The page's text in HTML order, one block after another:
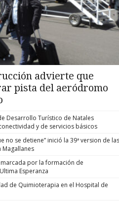
advierte que
pista del aeródromo
Desarrollo Turístico de Natales
y de servicios básicos
no se detiene” inició la 39ª version de las
Magallanes
por la formación de
Esperanza
de Quimioterapia en el Hospital de